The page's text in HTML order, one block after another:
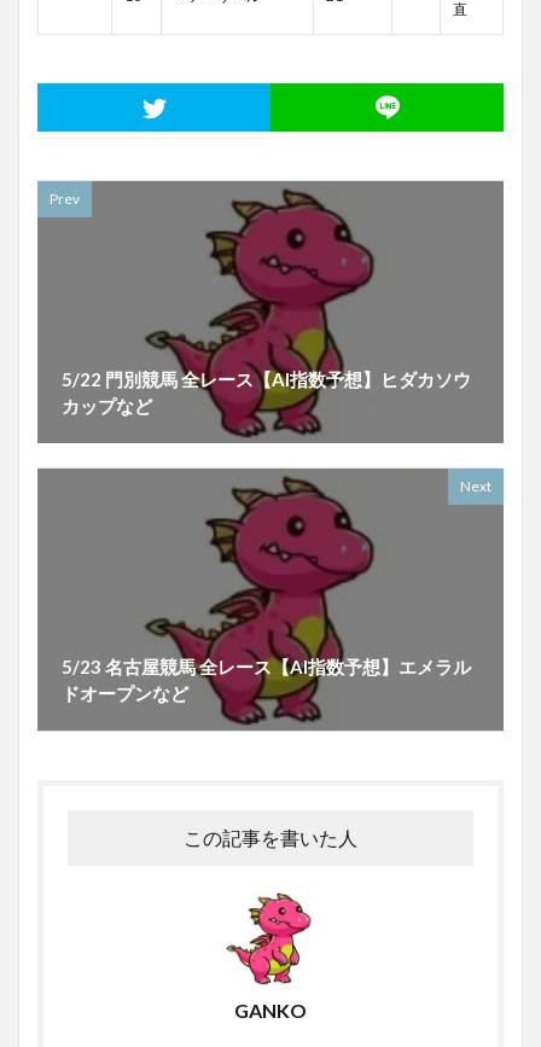
直
Prev
5/22 門別競馬 全レース【AI指数予想】ヒダカソウ
カップなど
Next
5/23 名古屋競馬 全レース【AI指数予想】エメラル
ドオープンなど
この記事を書いた人
GANKO